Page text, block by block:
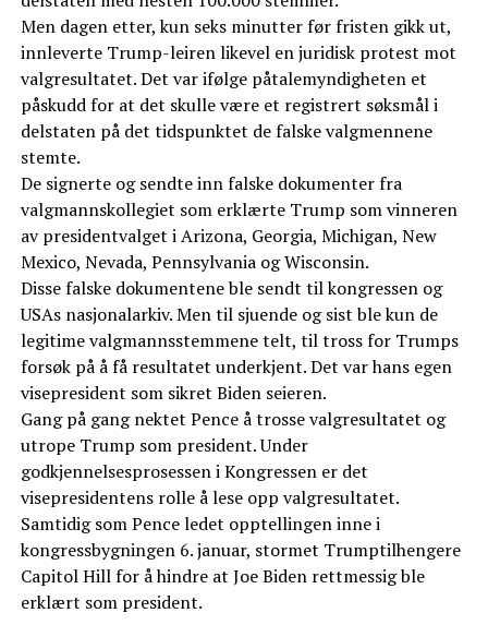
Men dagen etter, kun seks minutter før fristen gikk ut,
innleverte Trump-leiren likevel en juridisk protest mot
valgresultatet. Det var ifølge påtalemyndigheten et
påskudd for at det skulle være et registrert søksmål i
delstaten på det tidspunktet de falske valgmennene
stemte.
De signerte og sendte inn falske dokumenter fra
valgmannskollegiet som erklærte Trump som vinneren
av presidentvalget i Arizona, Georgia, Michigan, New
Mexico, Nevada, Pennsylvania og Wisconsin.
Disse falske dokumentene ble sendt til kongressen og
USAs nasjonalarkiv. Men til sjuende og sist ble kun de
legitime valgmannsstemmene telt, til tross for Trumps
forsøk på å få resultatet underkjent. Det var hans egen
visepresident som sikret Biden seieren.
Gang på gang nektet Pence å trosse valgresultatet og
utrope Trump som president. Under
godkjennelsesprosessen i Kongressen er det
visepresidentens rolle å lese opp valgresultatet.
Samtidig som Pence ledet opptellingen inne i
kongressbygningen 6. januar, stormet Trumptilhengere
Capitol Hill for å hindre at Joe Biden rettmessig ble
erklært som president.